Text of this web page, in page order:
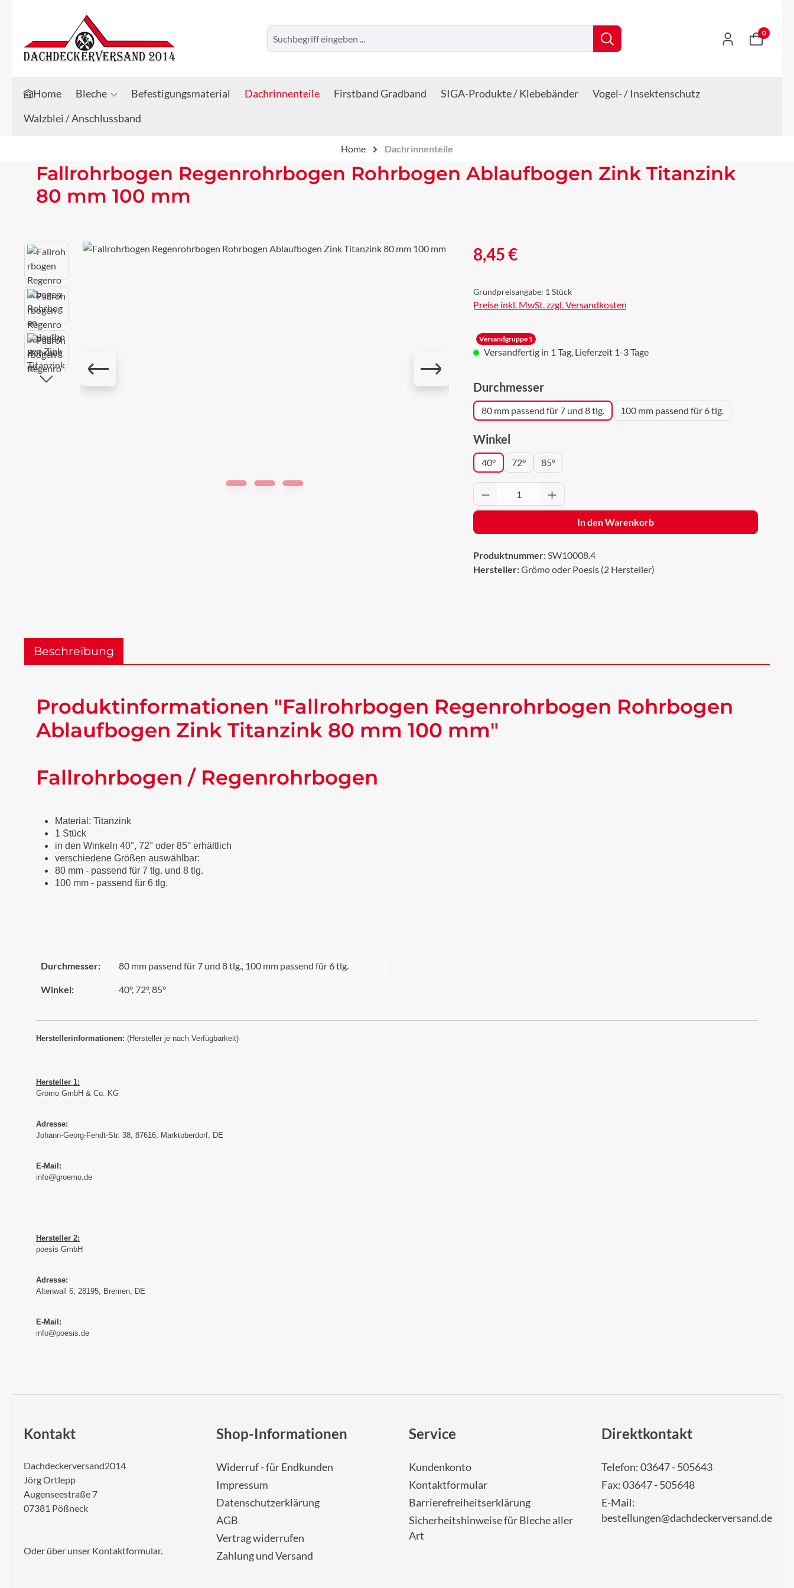
Zum Hauptinhalt springen
Zur Suche springen
0
Home Bleche Befestigungsmaterial Dachrinnenteile Firstband Gradband SIGA-Produkte / Klebebänder
Vogel- / Insektenschutz
Walzblei / Anschlussband
Home Dachrinnenteile
Fallrohrbogen Regenrohrbogen Rohrbogen Ablaufbogen Zink Titanzink
80 mm 100 mm
Bildergalerie überspringen Regulärer Preis:
8,45 €
Grundpreisangabe: 1 Stück
Preise inkl. MwSt. zzgl. Versandkosten
Versandgruppe 1
Versandfertig in 1 Tag, Lieferzeit 1-3 Tage
Durchmesserauswählen
80 mm passend für 7 und 8 tlg. 100 mm passend für 6 tlg.
Winkelauswählen
40° 72° 85°
Produkt Anzahl: Gib den gewünschten Wert ein
In den Warenkorb
Produktnummer:SW10008.4
Hersteller:Grömo oder Poesis (2 Hersteller)
Beschreibung
Produktinformationen "Fallrohrbogen Regenrohrbogen Rohrbogen
Ablaufbogen Zink Titanzink 80 mm 100 mm"
Fallrohrbogen / Regenrohrbogen
Material: Titanzink
1 Stück
in den Winkeln 40°, 72° oder 85° erhältlich
verschiedene Größen auswählbar:
80 mm - passend für 7 tlg. und 8 tlg.
100 mm - passend für 6 tlg.
Durchmesser: 80 mm passend für 7 und 8 tlg., 100 mm passend für 6 tlg.
Winkel: 40°, 72°, 85°
Herstellerinformationen: (Hersteller je nach Verfügbarkeit)
Hersteller 1:
Grömo GmbH & Co. KG
Adresse:
Johann-Georg-Fendt-Str. 38, 87616, Marktoberdorf, DE
E-Mail:
info@groemo.de
Hersteller 2:
poesis GmbH
Adresse:
Altenwall 6, 28195, Bremen, DE
E-Mail:
info@poesis.de
Kontakt
Dachdeckerversand2014
Jörg Ortlepp
Augenseestraße 7
07381 Pößneck
Oder über unser Kontaktformular.
Shop-Informationen
Widerruf - für Endkunden
Impressum
Datenschutzerklärung
AGB
Vertrag widerrufen
Zahlung und Versand
Service
Kundenkonto
Kontaktformular
Barrierefreiheitserklärung
Sicherheitshinweise für Bleche aller
Art
Direktkontakt
Telefon: 03647 - 505643
Fax: 03647 - 505648
E-Mail:
bestellungen@dachdeckerversand.de